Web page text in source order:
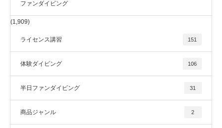
ファンダイビング
(1,909)
ライセンス講習 151
体験ダイビング 106
半日ファンダイビング 31
商品ジャンル 2